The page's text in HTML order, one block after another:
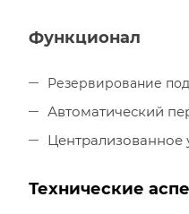
Функционал
Резервирование
Автоматический
Централизованное
Технические